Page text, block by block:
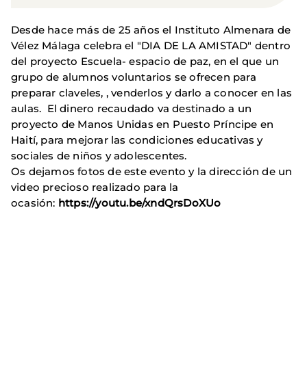
Desde hace más de 25 años el Instituto Almenara de
Vélez Málaga celebra el "DIA DE LA AMISTAD" dentro
del proyecto Escuela- espacio de paz, en el que un
grupo de alumnos voluntarios se ofrecen para
preparar claveles, , venderlos y darlo a conocer en las
aulas. El dinero recaudado va destinado a un
proyecto de Manos Unidas en Puesto Príncipe en
Haití, para mejorar las condiciones educativas y
sociales de niños y adolescentes.
Os dejamos fotos de este evento y la dirección de un
video precioso realizado para la
ocasión: https://youtu.be/xndQrsDoXUo